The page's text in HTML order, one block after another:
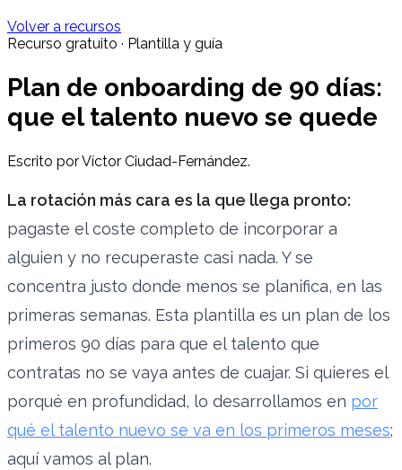
Volver a recursos
Recurso gratuito · Plantilla y guía
Plan de onboarding de 90 días:
que el talento nuevo se quede
Escrito por Víctor Ciudad-Fernández.
La rotación más cara es la que llega pronto:
pagaste el coste completo de incorporar a
alguien y no recuperaste casi nada. Y se
concentra justo donde menos se planifica, en las
primeras semanas. Esta plantilla es un plan de los
primeros 90 días para que el talento que
contratas no se vaya antes de cuajar. Si quieres el
porqué en profundidad, lo desarrollamos en por
qué el talento nuevo se va en los primeros meses;
aquí vamos al plan.